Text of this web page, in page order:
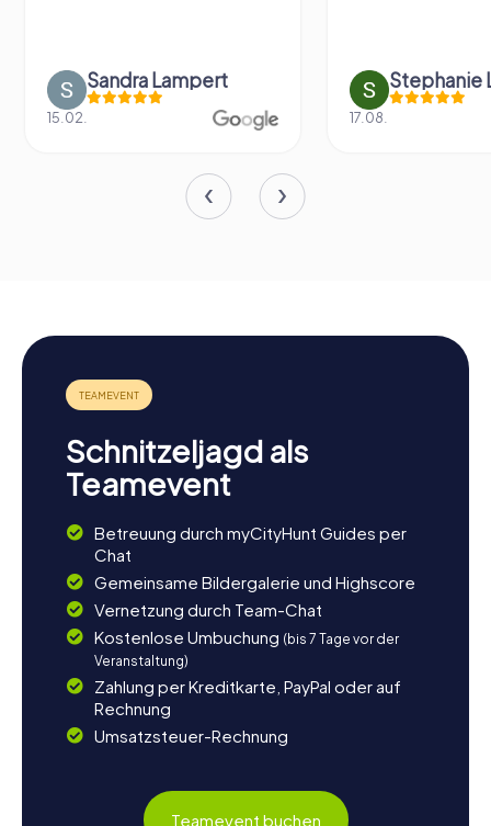
Sandra Lampert
15.02.
Stephanie
17.08.
Schnitzeljagd als
Teamevent
Betreuung durch myCityHunt Guides per
Chat
Gemeinsame Bildergalerie und Highscore
Vernetzung durch Team-Chat
Kostenlose Umbuchung (bis 7 Tage vor der
Veranstaltung)
Zahlung per Kreditkarte, PayPal oder auf
Rechnung
Umsatzsteuer-Rechnung
Teamevent buchen